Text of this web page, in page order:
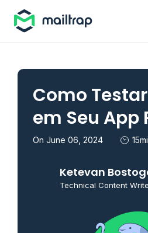
Como
em Seu App
On June 06, 2024
Ketevan
Technical Content